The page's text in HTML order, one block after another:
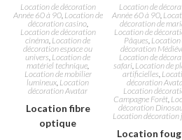
Location de décoration
Année 60 à 90, Location de
décoration casino,
Location de décoration
cinéma Location de
décoration espace ou
univers Location de
matériel technique
Location de mobilier
lumineux Location
décoration Avatar
Location fibre
optique
Location de
Année 60 à 90,
décoration de
Location de
Pâques Location
décoration
Location de
safari Location de
artificielles
décoration
Location
Campagne Forêt,
décoration
Location décoration
Location